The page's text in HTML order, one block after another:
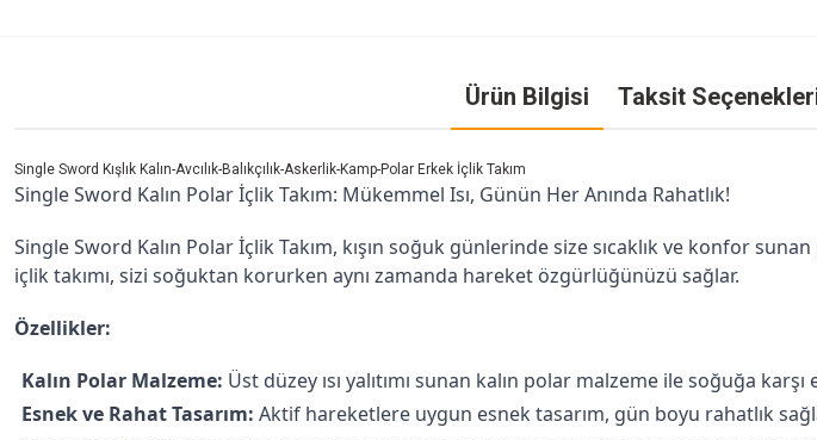
Ürün Bilgisi Taksit
Single Sword Kışlık Kalın-Avcılık-Balıkçılık-Askerlik-Kamp-Polar Erkek İçlik Takım
Single Sword Kalın Polar İçlik Takım: Mükemmel Isı, Günün Her Anında Rahatlık!
Single Sword Kalın Polar İçlik Takım, kışın soğuk günlerinde size sıcaklık ve konfor
içlik takımı, sizi soğuktan korurken aynı zamanda hareket özgürlüğünüzü sağlar.
Özellikler:
Kalın Polar Malzeme: Üst düzey ısı yalıtımı sunan kalın polar malzeme ile soğuğa
Esnek ve Rahat Tasarım: Aktif hareketlere uygun esnek tasarım, gün boyu rahatlık